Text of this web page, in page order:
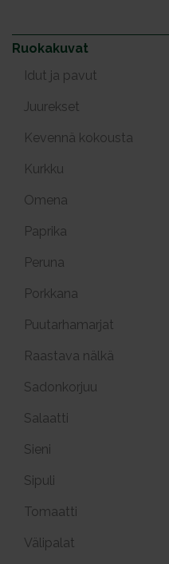
Ruokakuvat
Idut ja pavut
Juurekset
Kevennä kokousta
Kurkku
Omena
Paprika
Peruna
Porkkana
Puutarhamarjat
Raastava nälkä
Sadonkorjuu
Salaatti
Sieni
Sipuli
Tomaatti
Välipalat